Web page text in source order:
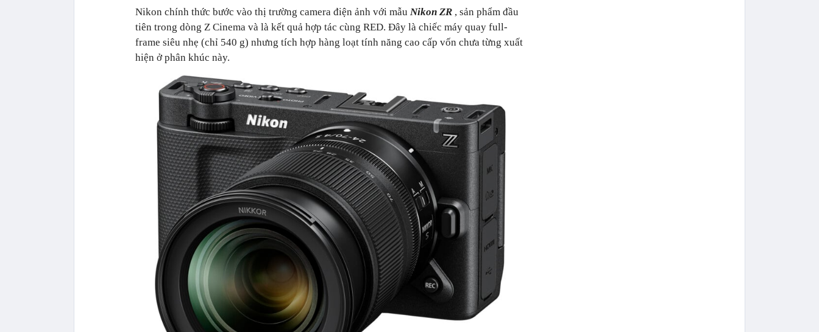
Nikon chính thức bước vào thị trường camera điện ảnh với mẫu Nikon ZR , sản phẩm đầu
tiên trong dòng Z Cinema và là kết quả hợp tác cùng RED. Đây là chiếc máy quay full-
frame siêu nhẹ (chỉ 540 g) nhưng tích hợp hàng loạt tính năng cao cấp vốn chưa từng xuất
hiện ở phân khúc này.